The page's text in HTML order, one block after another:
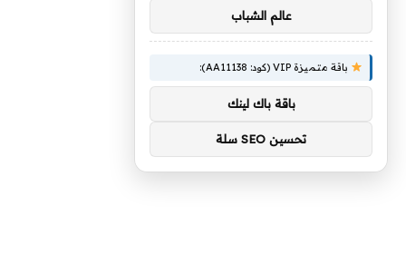
عالم الشباب
باقة متميزة VIP (كود: AA11138):
باقة باك لينك
تحسين SEO سلة